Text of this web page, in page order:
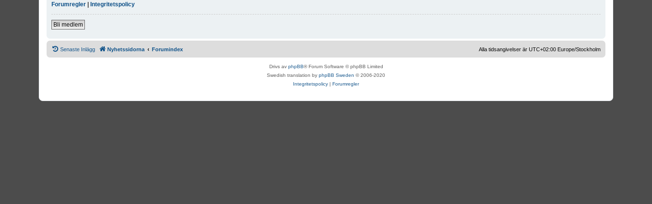
Forumregler | Integritetspolicy
Bli medlem
Senaste Inlägg Nyhetssidorna Forumindex Alla tidsangivelser är UTC+02:00 Europe/Stockholm
Drivs av phpBB® Forum Software © phpBB Limited
Swedish translation by phpBB Sweden © 2006-2020
Integritetspolicy | Forumregler